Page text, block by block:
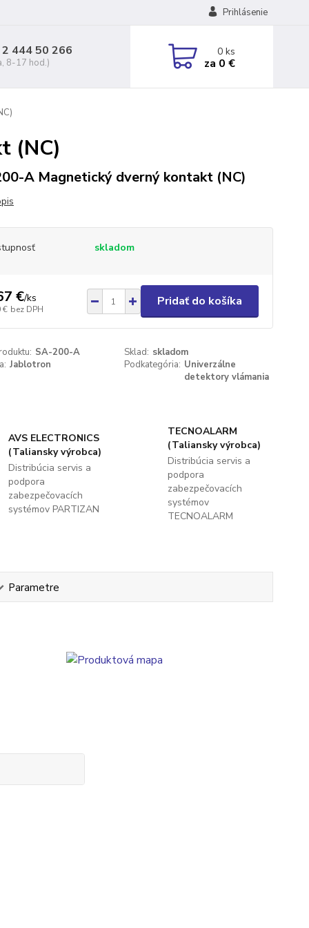
Prihlásenie
444 50 266
8-17 hod.)
0ks
za 0 €
(NC)
A Magnetický dverný kontakt (NC)
skladom
€/ks
€ bez DPH
Pridať do košíka
SA-200-A Sklad: skladom
Jablotron Podkategória: Univerzálne
detektory vlámania
AVS ELECTRONICS
(Taliansky výrobca)
Distribúcia servis a
podpora
zabezpečovacích
systémov PARTIZAN
TECNOALARM
(Taliansky výrobca)
Distribúcia servis a
podpora
zabezpečovacích
systémov
TECNOALARM
Parametre